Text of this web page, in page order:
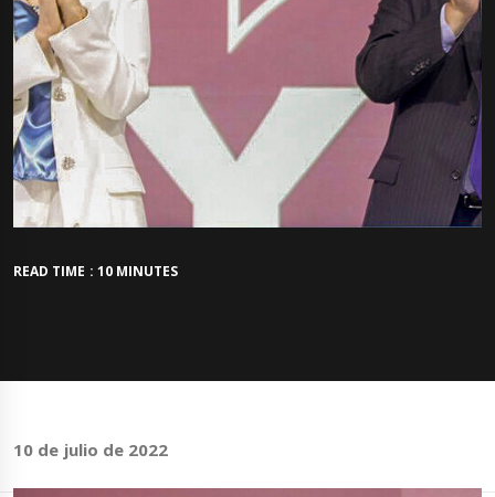
READ TIME : 10 MINUTES
10 de julio de 2022